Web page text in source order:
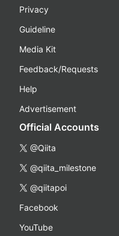
Privacy
Guideline
Media Kit
Feedback/Requests
Help
Advertisement
Official Accounts
@Qiita
@qiita_milestone
@qiitapoi
Facebook
YouTube